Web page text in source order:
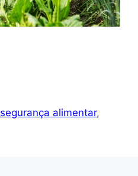
segurança alimentar,